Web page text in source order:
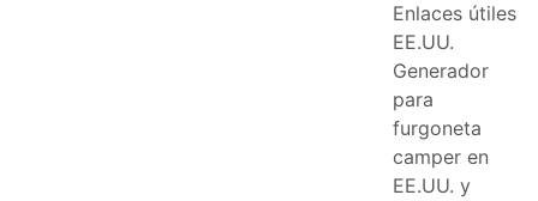
Enlaces útiles
EE.UU.
Generador
para
furgoneta
camper en
EE.UU. y